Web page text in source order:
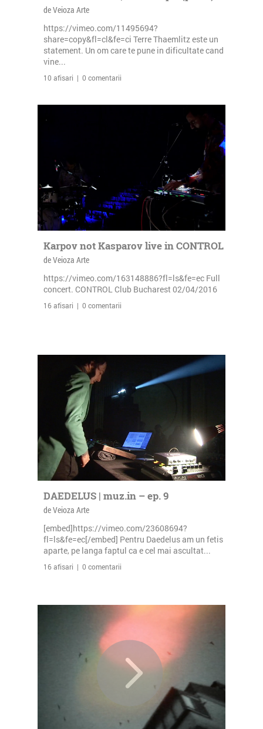
de Veioza Arte
https://vimeo.com/11495694?
share=copy&fl=cl&fe=ci Terre Thaemlitz este un
statement. Un om care te pune in dificultate cand
vine...
10 afisari | 0 comentarii
Karpov not Kasparov live in CONTROL
de Veioza Arte
https://vimeo.com/163148886?fl=ls&fe=ec Full
concert. CONTROL Club Bucharest 02/04/2016
16 afisari | 0 comentarii
DAEDELUS | muz.in – ep. 9
de Veioza Arte
[embed]https://vimeo.com/23608694?
fl=ls&fe=ec[/embed] Pentru Daedelus am un fetis
aparte, pe langa faptul ca e cel mai ascultat...
16 afisari | 0 comentarii